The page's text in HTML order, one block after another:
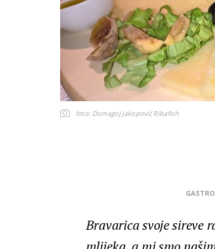
foto: Domagoj Jakopović Ribafish
Bravarica svoje sireve